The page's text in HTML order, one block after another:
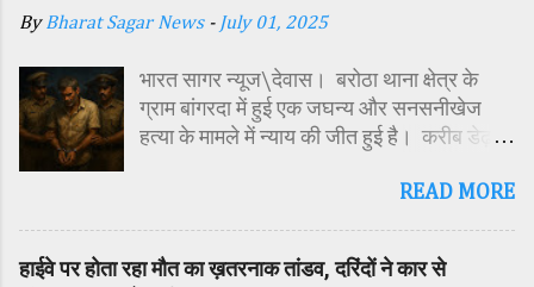
विशिष्ट अतिथि शासकीय पॉलिटेक्निक कॉलेज
अध्यक्ष एवं भाजपा जिला अध्यक्ष रायसिंह सेंधव,
स्वास्थ विभाग जिला कार्यक्रम प्रबंधक कामाक्षी दुबे,
स्वास्थ विभाग सहायक कार्यक्रम प्रबंधक स्वीटी
ठाकुर ने मातारानी की मूर्ति एवं अखंड ज्योत का विधि-
विधानपूर्वक पूजन-अर्चन किया। पं. मयंक द्विवेदी के
आचार्यत्व में वैदिक मंत्रोच्चार के बीच देवी शक्ति
ByBharat Sagar News - July 01, 2025
भारत सागर न्यूज\देवास। बरोठा थाना क्षेत्र के
ग्राम बांगरदा में हुई एक जघन्य और सनसनीखेज
हत्या के मामले में न्याय की जीत हुई है। करीब डेढ़
हरिओम की हत्या के मामले में अदालत ने उसके पिता
कठोर कारावास और 2 हजार रुपये के अर्थदंड की
सजा सुनाई है। यह मामला तब सामने आया था जब
READ MORE
हाईवे पर होता रहा मौत का ख़तरनाक तांडव, दरिंदों ने कार से